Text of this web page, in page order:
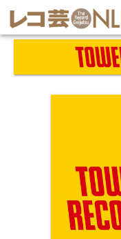
ホーム